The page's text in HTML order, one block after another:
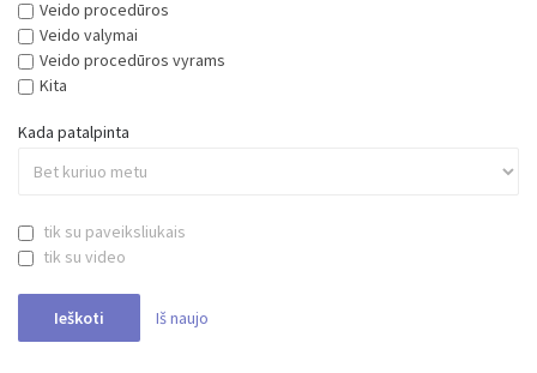
Kita
Kada patalpinta
tik su video
Ieškoti